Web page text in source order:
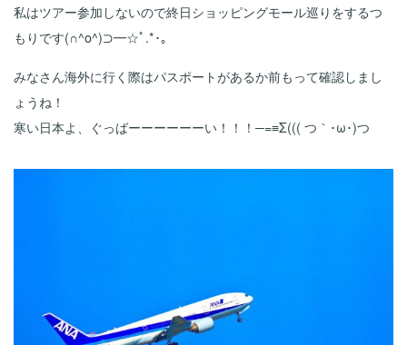
私はツアー参加しないので終日ショッピングモール巡りをするつ
もりです(∩^o^)⊃━☆ﾟ.*･｡
みなさん海外に行く際はパスポートがあるか前もって確認しまし
ょうね！
寒い日本よ、ぐっばーーーーーーい！！！─=≡Σ((( つ｀･ω･)つ